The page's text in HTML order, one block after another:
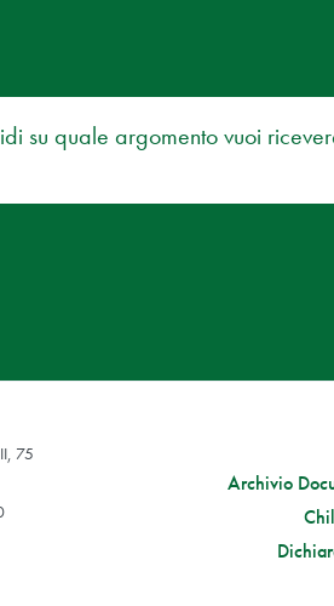
su quale argomento vuoi
75
Archivio